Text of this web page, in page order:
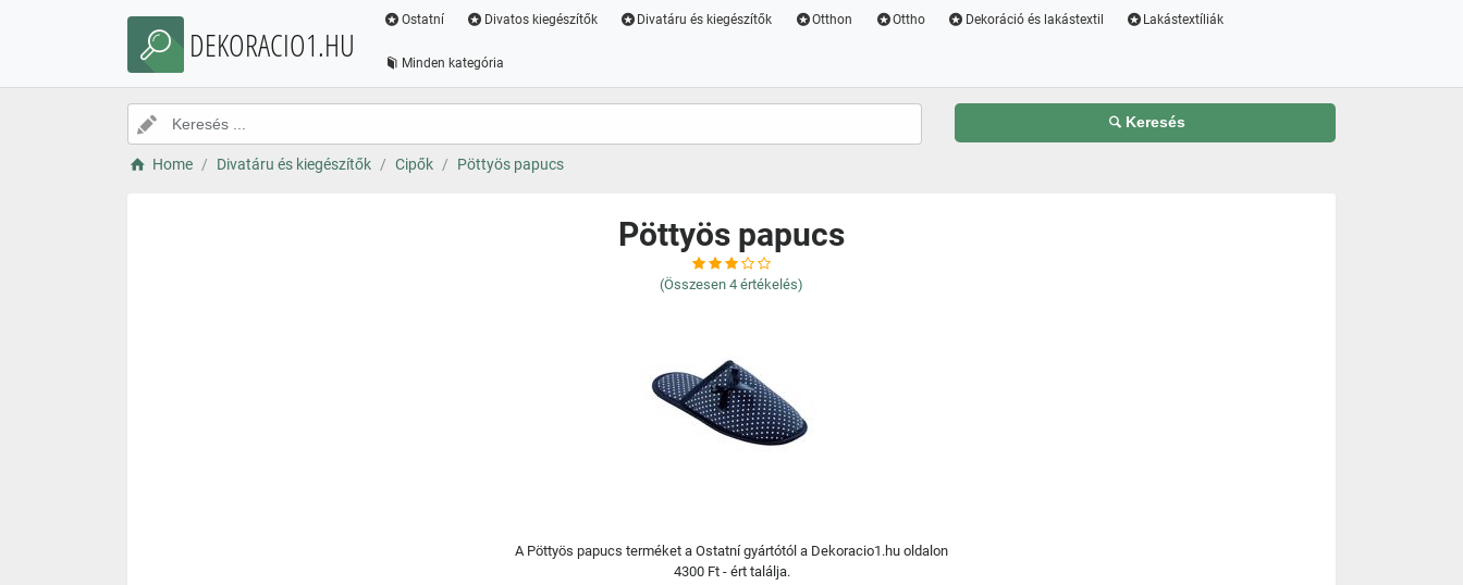
DEKORACIO1.HU
Ostatní Divatos kiegészítők Divatáru és kiegészítők Otthon Ottho Dekoráció és lakástextil Lakástextíliák
Minden kategória
Keresés
Home Divatáru és kiegészítők Cipők Pöttyös papucs
Pöttyös papucs
(Összesen 4 értékelés)
A Pöttyös papucs terméket a Ostatní gyártótól a Dekoracio1.hu oldalon
4300 Ft - ért találja.